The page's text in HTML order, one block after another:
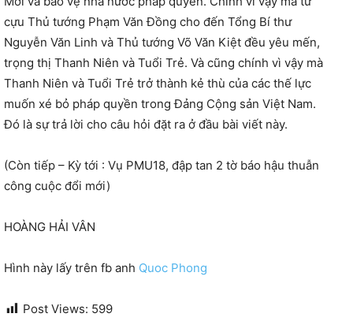
cựu Thủ tướng Phạm Văn Đồng cho đến Tổng Bí thư
Nguyễn Văn Linh và Thủ tướng Võ Văn Kiệt đều yêu mến,
trọng thị Thanh Niên và Tuổi Trẻ. Và cũng chính vì vậy mà
Thanh Niên và Tuổi Trẻ trở thành kẻ thù của các thế lực
muốn xé bỏ pháp quyền trong Đảng Cộng sản Việt Nam.
Đó là sự trả lời cho câu hỏi đặt ra ở đầu bài viết này.
(Còn tiếp – Kỳ tới : Vụ PMU18, đập tan 2 tờ báo hậu thuẫn
công cuộc đổi mới)
HOÀNG HẢI VÂN
Hình này lấy trên fb anh Quoc Phong
Post Views: 599